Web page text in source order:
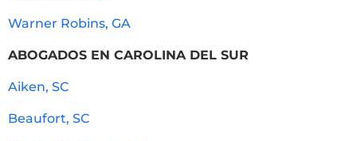
Warner Robins, GA
ABOGADOS EN CAROLINA DEL SUR
Aiken, SC
Beaufort, SC